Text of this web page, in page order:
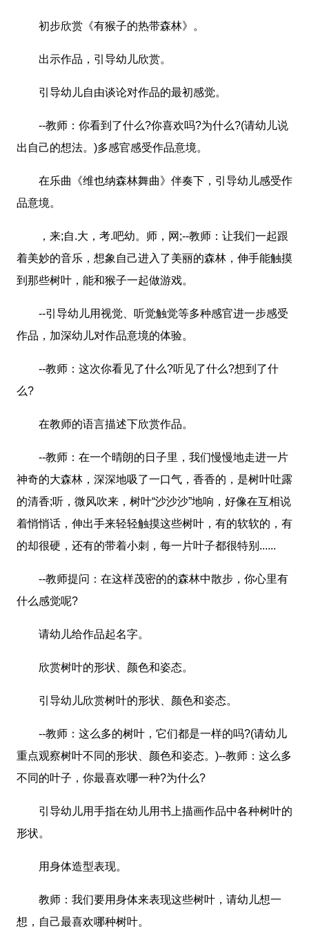
初步欣赏《有猴子的热带森林》。
出示作品，引导幼儿欣赏。
引导幼儿自由谈论对作品的最初感觉。
--教师：你看到了什么?你喜欢吗?为什么?(请幼儿说
出自己的想法。)多感官感受作品意境。
在乐曲《维也纳森林舞曲》伴奏下，引导幼儿感受作
品意境。
，来;自.大，考.吧幼。师，网;--教师：让我们一起跟
着美妙的音乐，想象自己进入了美丽的森林，伸手能触摸
到那些树叶，能和猴子一起做游戏。
--引导幼儿用视觉、听觉触觉等多种感官进一步感受
作品，加深幼儿对作品意境的体验。
--教师：这次你看见了什么?听见了什么?想到了什
么?
在教师的语言描述下欣赏作品。
--教师：在一个晴朗的日子里，我们慢慢地走进一片
神奇的大森林，深深地吸了一口气，香香的，是树叶吐露
的清香;听，微风吹来，树叶“沙沙沙”地响，好像在互相说
着悄悄话，伸出手来轻轻触摸这些树叶，有的软软的，有
的却很硬，还有的带着小刺，每一片叶子都很特别......
--教师提问：在这样茂密的的森林中散步，你心里有
什么感觉呢?
请幼儿给作品起名字。
欣赏树叶的形状、颜色和姿态。
引导幼儿欣赏树叶的形状、颜色和姿态。
--教师：这么多的树叶，它们都是一样的吗?(请幼儿
重点观察树叶不同的形状、颜色和姿态。)--教师：这么多
不同的叶子，你最喜欢哪一种?为什么?
引导幼儿用手指在幼儿用书上描画作品中各种树叶的
形状。
用身体造型表现。
教师：我们要用身体来表现这些树叶，请幼儿想一
想，自己最喜欢哪种树叶。